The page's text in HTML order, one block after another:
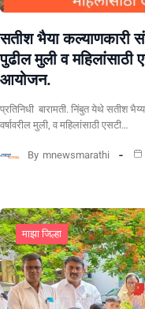
सतीश भैया कल्याणकारी
पुढील मुली व महिलांसाठी
आयोजन.
प्रतिनिधी बारामती. निंबुत येथे सतीश
वर्षावरील मुली, व महिलांसाठी एसटी…
By mnewsmarathi
माझा जिल्हा